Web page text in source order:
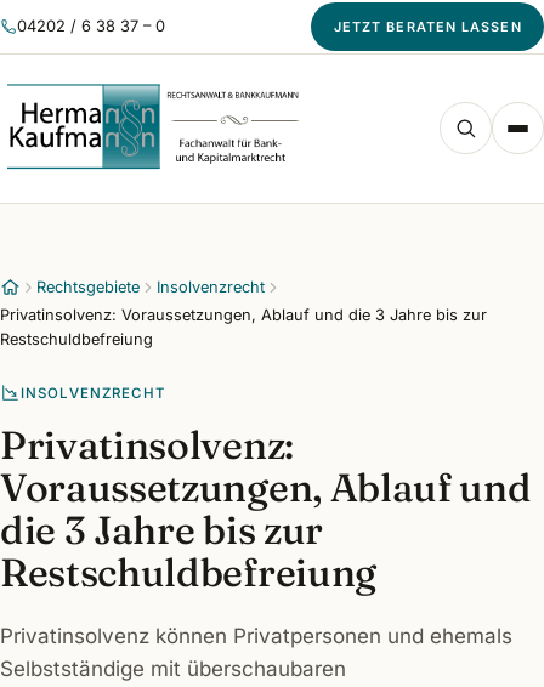
04202 / 6 38 37 – 0 JETZT BERATEN LASSEN
Rechtsgebiete
Insolvenzrecht
Privatinsolvenz: Voraussetzungen, Ablauf und die 3 Jahre bis zur
Restschuldbefreiung
INSOLVENZRECHT
Privatinsolvenz:
Voraussetzungen, Ablauf und
die 3 Jahre bis zur
Restschuldbefreiung
Privatinsolvenz können Privatpersonen und ehemals
Selbstständige mit überschaubaren